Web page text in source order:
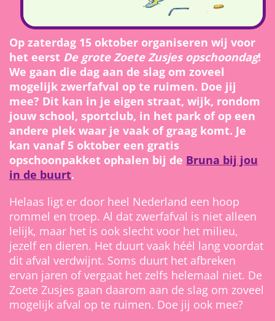
Op zaterdag 15 oktober organiseren wij voor
het eerst De grote Zoete Zusjes opschoondag!
We gaan die dag aan de slag om zoveel
mogelijk zwerfafval op te ruimen. Doe jij
mee? Dit kan in je eigen straat, wijk, rondom
jouw school, sportclub, in het park of op een
andere plek waar je vaak of graag komt. Je
kan vanaf 5 oktober een gratis
opschoonpakket ophalen bij de Bruna bij jou
in de buurt.
Helaas ligt er door heel Nederland een hoop
rommel en troep. Al dat zwerfafval is niet alleen
lelijk, maar het is ook slecht voor het milieu,
jezelf en dieren. Het duurt vaak héél lang voordat
dit afval verdwijnt. Soms duurt het afbreken
ervan jaren of vergaat het zelfs helemaal niet. De
Zoete Zusjes gaan daarom aan de slag om zoveel
mogelijk afval op te ruimen. Doe jij ook mee?